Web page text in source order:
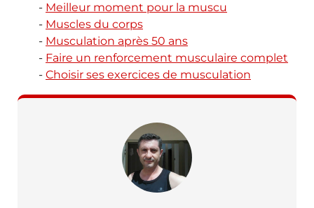
Meilleur moment pour la muscu
Muscles du corps
Musculation après 50 ans
Faire un renforcement musculaire complet
Choisir ses exercices de musculation